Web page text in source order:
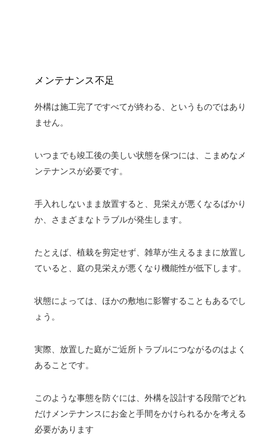
メンテナンス不足
外構は施工完了ですべてが終わる、というものではあり
ません。
いつまでも竣工後の美しい状態を保つには、こまめなメ
ンテナンスが必要です。
手入れしないまま放置すると、見栄えが悪くなるばかり
か、さまざまなトラブルが発生します。
たとえば、植栽を剪定せず、雑草が生えるままに放置し
ていると、庭の見栄えが悪くなり機能性が低下します。
状態によっては、ほかの敷地に影響することもあるでし
ょう。
実際、放置した庭がご近所トラブルにつながるのはよく
あることです。
このような事態を防ぐには、外構を設計する段階でどれ
だけメンテナンスにお金と手間をかけられるかを考える
必要があります